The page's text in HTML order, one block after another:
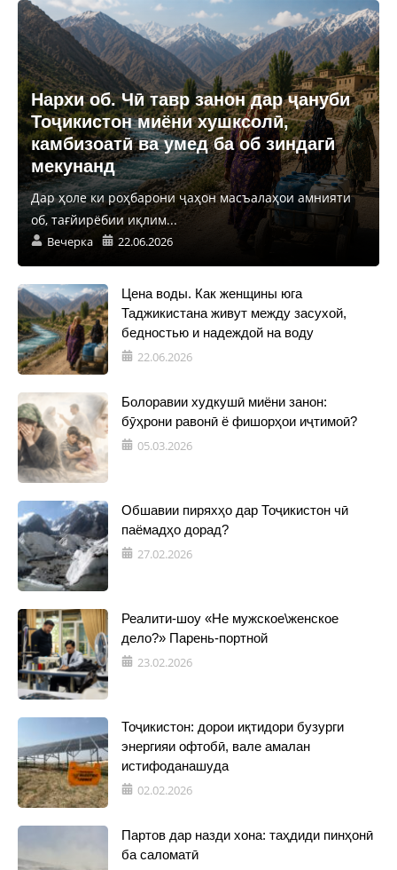
Нархи об. Чӣ тавр занон дар ҷануби
Тоҷикистон миёни хушксолӣ,
камбизоатӣ ва умед ба об зиндагӣ
мекунанд
Дар ҳоле ки роҳбарони ҷаҳон масъалаҳои амнияти
об, тағйирёбии иқлим...
Вечерка 22.06.2026
Цена воды. Как женщины юга
Таджикистана живут между засухой,
бедностью и надеждой на воду
22.06.2026
Болоравии худкушӣ миёни занон:
бӯҳрони равонӣ ё фишорҳои иҷтимоӣ?
05.03.2026
Обшавии пиряхҳо дар Тоҷикистон чӣ
паёмадҳо дорад?
27.02.2026
Реалити-шоу «Не мужское\женское
дело?» Парень-портной
23.02.2026
Тоҷикистон: дорои иқтидори бузурги
энергияи офтобӣ, вале амалан
истифоданашуда
02.02.2026
Партов дар назди хона: таҳдиди пинҳонӣ
ба саломатӣ